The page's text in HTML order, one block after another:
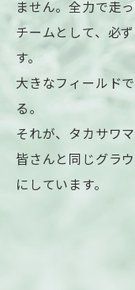
ません。全力で走
チームとして、必
す。
大きなフィールド
る。
それが、タカサワ
皆さんと同じグラ
にしています。